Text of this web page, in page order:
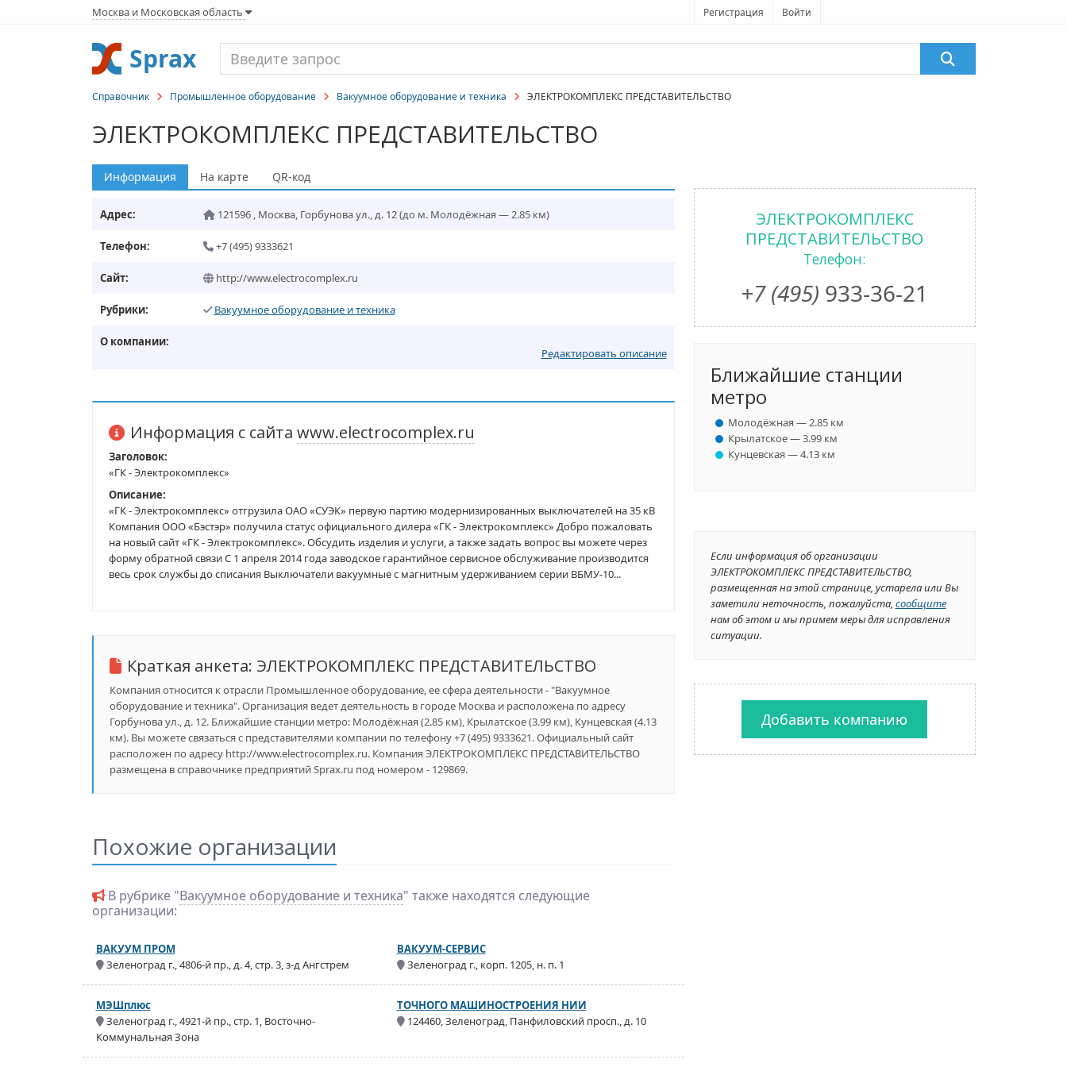
Москва и Московская область Регистрация Войти
Sprax
Справочник Промышленное оборудование Вакуумное оборудование и техника ЭЛЕКТРОКОМПЛЕКС ПРЕДСТАВИТЕЛЬСТВО
ЭЛЕКТРОКОМПЛЕКС ПРЕДСТАВИТЕЛЬСТВО
Информация На карте QR-код
Адрес: 121596, Москва, Горбунова ул., д. 12(до м. Молодёжная — 2.85 км)
Телефон: +7 (495) 9333621
Сайт: http://www.electrocomplex.ru
Рубрики: Вакуумное оборудование и техника
О компании:
Редактировать описание
Информация с сайта www.electrocomplex.ru
Заголовок:
«ГК - Электрокомплекс»
Описание:
«ГК - Электрокомплекс» отгрузила ОАО «СУЭК» первую партию модернизированных выключателей на 35 кВ
Компания ООО «Бэстэр» получила статус официального дилера «ГК - Электрокомплекс» Добро пожаловать
на новый сайт «ГК - Электрокомплекс». Обсудить изделия и услуги, а также задать вопрос вы можете через
форму обратной связи С 1 апреля 2014 года заводское гарантийное сервисное обслуживание производится
весь срок службы до списания Выключатели вакуумные с магнитным удерживанием серии ВБМУ-10...
Краткая анкета: ЭЛЕКТРОКОМПЛЕКС ПРЕДСТАВИТЕЛЬСТВО
Компания относится к отрасли Промышленное оборудование, ее сфера деятельности - "Вакуумное
оборудование и техника". Организация ведет деятельность в городе Москва и расположена по адресу
Горбунова ул., д. 12. Ближайшие станции метро: Молодёжная (2.85 км), Крылатское (3.99 км), Кунцевская (4.13
км). Вы можете связаться с представителями компании по телефону +7 (495) 9333621. Официальный сайт
расположен по адресу http://www.electrocomplex.ru. Компания ЭЛЕКТРОКОМПЛЕКС ПРЕДСТАВИТЕЛЬСТВО
размещена в справочнике предприятий Sprax.ru под номером - 129869.
Похожие организации
В рубрике "Вакуумное оборудование и техника" также находятся следующие
организации:
ВАКУУМ ПРОМ
Зеленоград г., 4806-й пр., д. 4, стр. 3, з-д Ангстрем
ВАКУУМ-СЕРВИС
Зеленоград г., корп. 1205, н. п. 1
МЭШплюс
Зеленоград г., 4921-й пр., стр. 1, Восточно-
Коммунальная Зона
ТОЧНОГО МАШИНОСТРОЕНИЯ НИИ
124460, Зеленоград, Панфиловский просп., д. 10
ЭЛЕКТРОКОМПЛЕКС
ПРЕДСТАВИТЕЛЬСТВО
Телефон:
+7 (495) 933-36-21
Ближайшие станции
метро
Молодёжная — 2.85 км
Крылатское — 3.99 км
Кунцевская — 4.13 км
Если информация об организации
ЭЛЕКТРОКОМПЛЕКС ПРЕДСТАВИТЕЛЬСТВО,
размещенная на этой странице, устарела или Вы
заметили неточность, пожалуйста, сообщите
нам об этом и мы примем меры для исправления
ситуации.
Добавить компанию